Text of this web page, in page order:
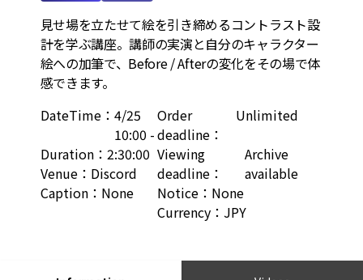
見せ場を立たせて絵を引き締めるコントラスト設
計を学ぶ講座。講師の実演と自分のキャラクター
絵への加筆で、Before / Afterの変化をその場で体
感できます。
DateTime： 4/25
10:00 -
Duration： 2:30:00
Venue： Discord
Caption： None
Order
deadline：
Unlimited
Viewing
deadline：
Archive
available
Notice： None
Currency： JPY